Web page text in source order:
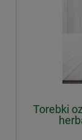
Torebki